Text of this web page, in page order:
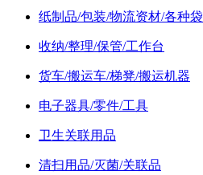
纸制品/包装/物流资材/各种袋
收纳/整理/保管/工作台
货车/搬运车/梯凳/搬运机器
电子器具/零件/工具
卫生关联用品
清扫用品/灭菌/关联品